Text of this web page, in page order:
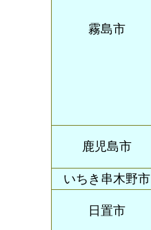
霧島市
鹿児島市
いちき串木野市
日置市